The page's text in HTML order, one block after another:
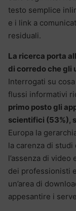
testo semplice
e i link a
residuali.
La ricerca porta
di corredo che gli
Interrogati su
flussi informativi
primo posto gli
scientifici (53%),
Europa la
la carenza di
l’assenza di
dei professionisti
un’area di
appesantire i